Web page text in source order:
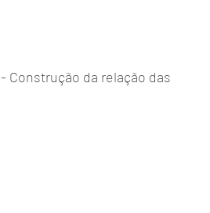
Construção da relação das